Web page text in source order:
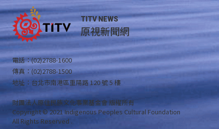
TITV NEWS
原視新聞網
電話：(02)2788-1600
傳真：(02)2788-1500
地址：台北市南港區重陽路 120 號 5 樓
財團法人原住民族文化事業基金會 版權所有
Copyright © 2021 Indigenous Peoples Cultural Foundation
All Rights Reserved .